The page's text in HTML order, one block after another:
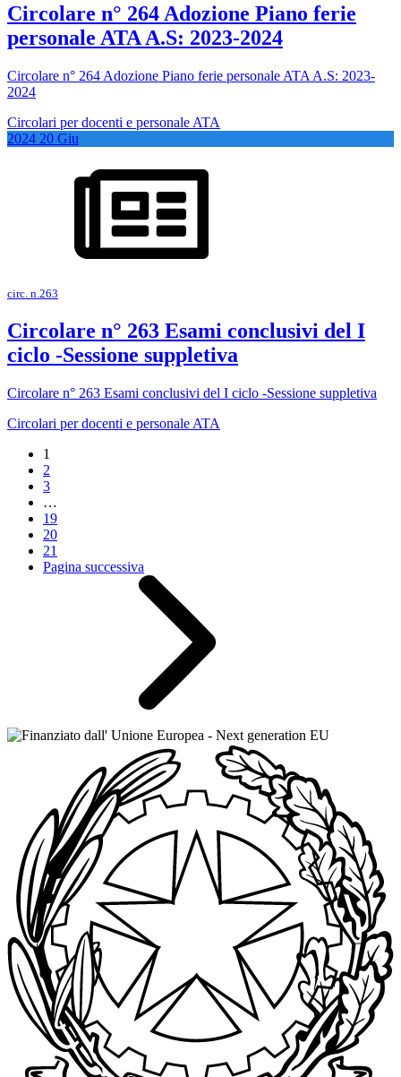
Circolare n° 264 Adozione Piano ferie
personale ATA A.S: 2023-2024
Circolare n° 264 Adozione Piano ferie personale ATA A.S: 2023-
2024
Circolari per docenti e personale ATA
2024 20 Giu
circ. n.263
Circolare n° 263 Esami conclusivi del I
ciclo -Sessione suppletiva
Circolare n° 263 Esami conclusivi del I ciclo -Sessione suppletiva
Circolari per docenti e personale ATA
1
2
3
…
19
20
21
Pagina successiva